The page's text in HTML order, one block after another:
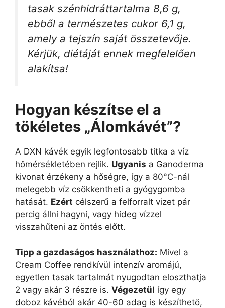
tasak szénhidráttartalma 8,6 g,
ebből a természetes cukor 6,1 g,
amely a tejszín saját összetevője.
Kérjük, diétáját ennek megfelelően
alakítsa!
Hogyan készítse el a
tökéletes „Álomkávét”?
A DXN kávék egyik legfontosabb titka a víz
hőmérsékletében rejlik. Ugyanis a Ganoderma
kivonat érzékeny a hőségre, így a 80°C-nál
melegebb víz csökkentheti a gyógygomba
hatását. Ezért célszerű a felforralt vizet pár
percig állni hagyni, vagy hideg vízzel
visszahűteni az öntés előtt.
Tipp a gazdaságos használathoz: Mivel a
Cream Coffee rendkívül intenzív aromájú,
egyetlen tasak tartalmát nyugodtan eloszthatja
2 vagy akár 3 részre is. Végezetül így egy
doboz kávéból akár 40-60 adag is készíthető,